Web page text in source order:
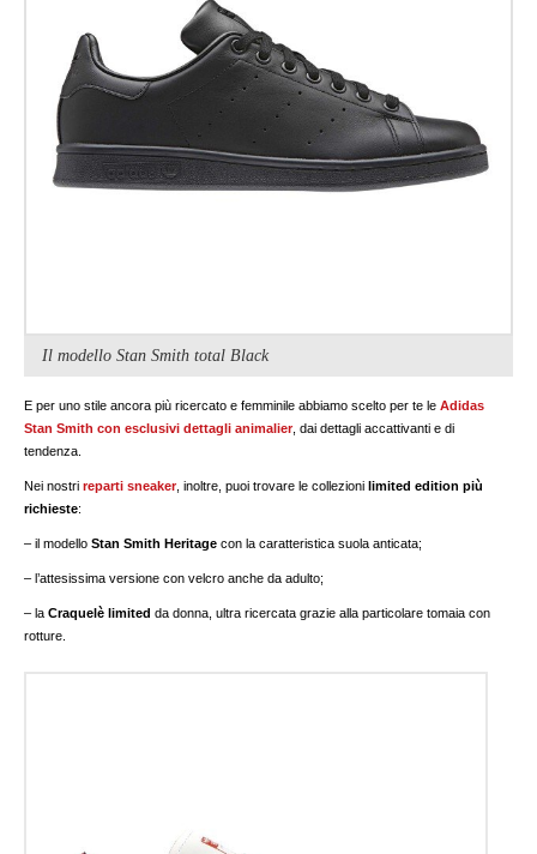
Il modello Stan Smith total Black
E per uno stile ancora più ricercato e femminile abbiamo scelto per te leAdidas
Stan Smith con esclusivi dettagli animalier, dai dettagli accattivanti e di
tendenza.
Nei nostrireparti sneaker, inoltre, puoi trovare le collezionilimited edition più
richieste:
– il modelloStan Smith Heritage con la caratteristica suola anticata;
– l’attesissima versione con velcro anche da adulto;
– laCraquelè limited da donna, ultra ricercata grazie alla particolare tomaia con
rotture.